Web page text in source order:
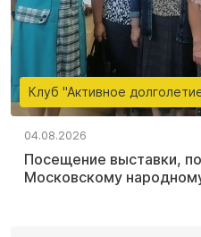
Клуб "Активное
04.08.2026
Посещение выставки,
Московскому